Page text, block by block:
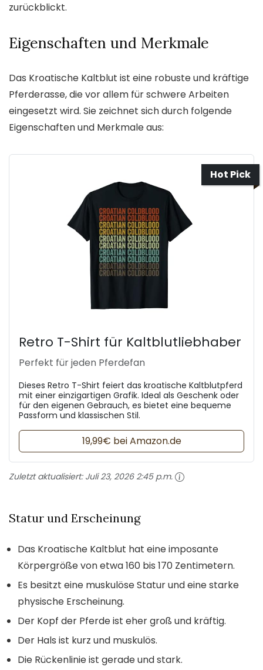
zurückblickt.
Eigenschaften und Merkmale
Das Kroatische Kaltblut ist eine robuste und kräftige
Pferderasse, die vor allem für schwere Arbeiten
eingesetzt wird. Sie zeichnet sich durch folgende
Eigenschaften und Merkmale aus:
Hot Pick
Retro T-Shirt für Kaltblutliebhaber
Perfekt für jeden Pferdefan
Dieses Retro T-Shirt feiert das kroatische Kaltblutpferd
mit einer einzigartigen Grafik. Ideal als Geschenk oder
für den eigenen Gebrauch, es bietet eine bequeme
Passform und klassischen Stil.
19,99€ bei Amazon.de
Zuletzt aktualisiert: Juli 23, 2026 2:45 p.m.
Statur und Erscheinung
Das Kroatische Kaltblut hat eine imposante
Körpergröße von etwa 160 bis 170 Zentimetern.
Es besitzt eine muskulöse Statur und eine starke
physische Erscheinung.
Der Kopf der Pferde ist eher groß und kräftig.
Der Hals ist kurz und muskulös.
Die Rückenlinie ist gerade und stark.